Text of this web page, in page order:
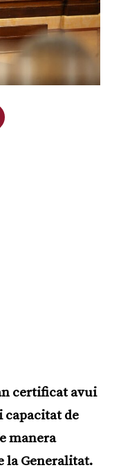
certificat avui
capacitat de
manera
la Generalitat.